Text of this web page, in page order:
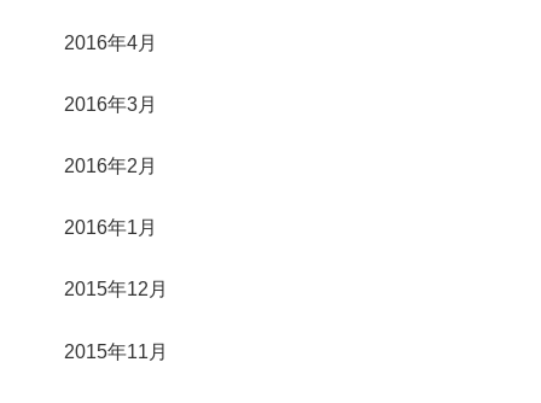
2016年4月
2016年3月
2016年2月
2016年1月
2015年12月
2015年11月